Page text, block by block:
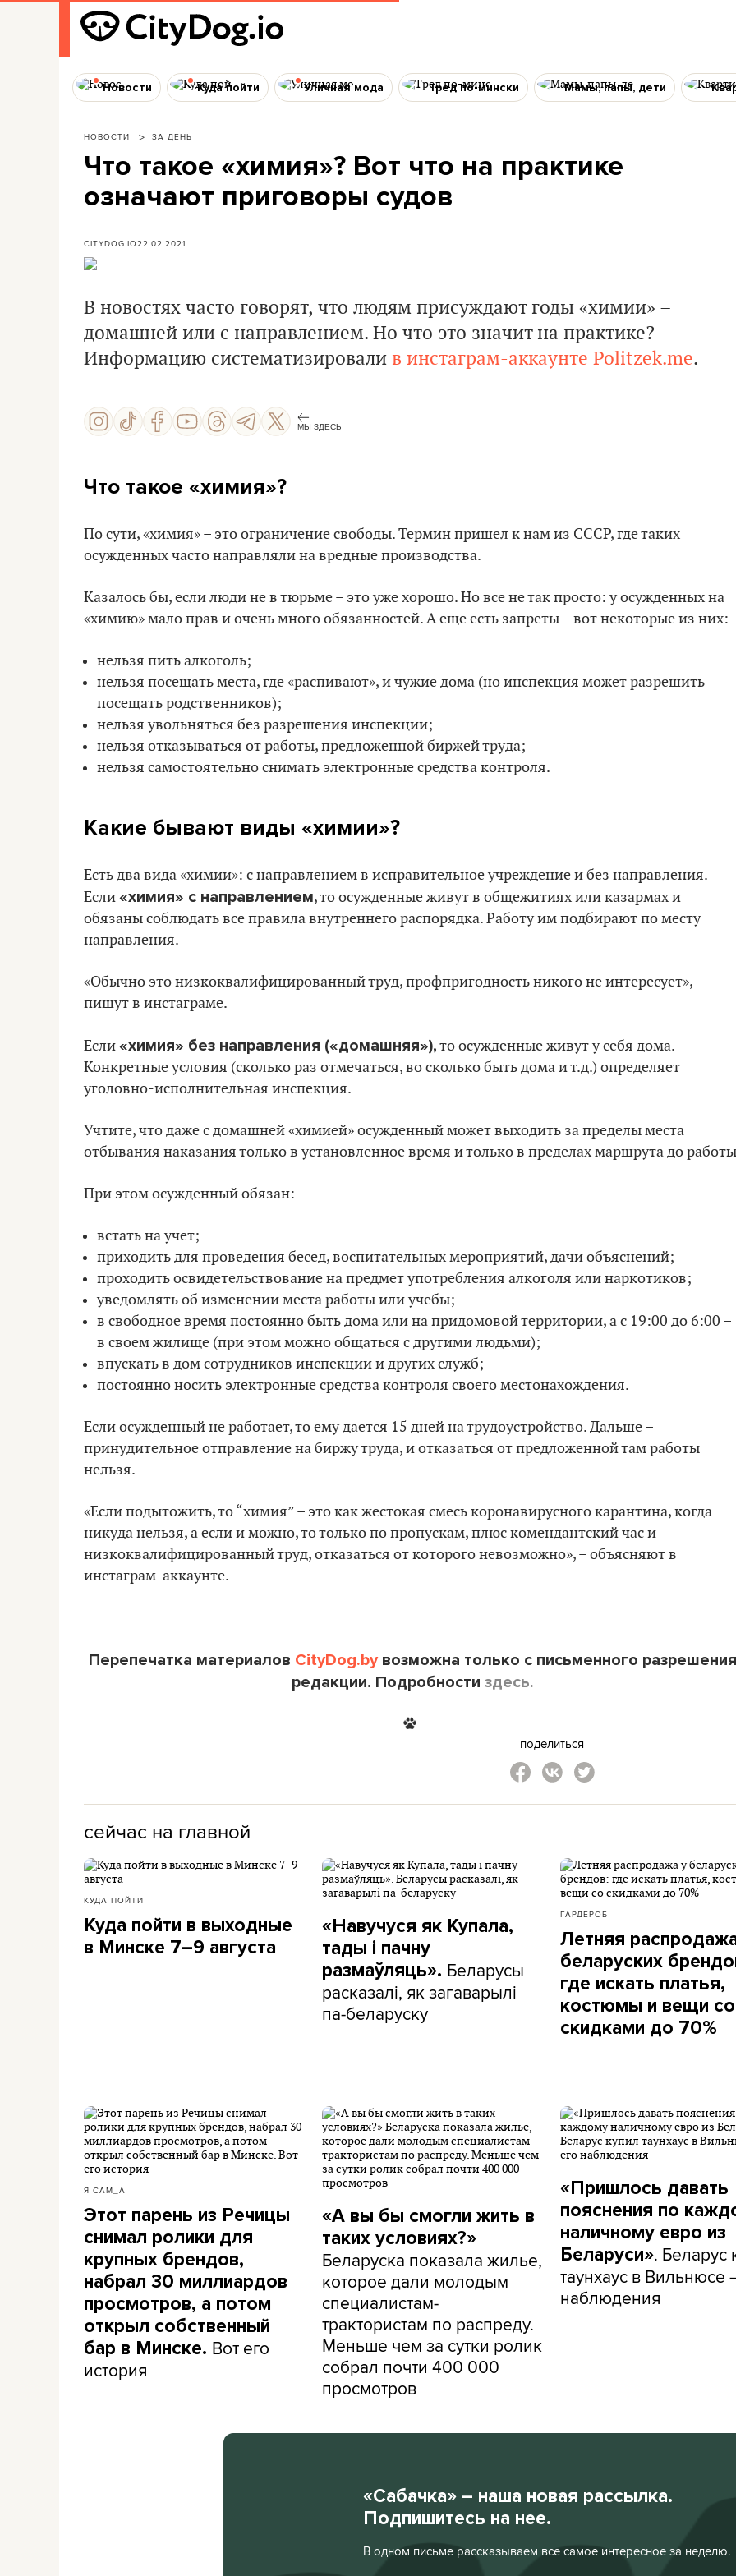
Новости Куда пойти Уличная мода Тред по-мински Мамы, папы, дети
НОВОСТИ ЗА ДЕНЬ
Что такое «химия»? Вот что на практике
означают приговоры судов
CITYDOG.IO22.02.2021
В новостях часто говорят, что людям присуждают годы «химии» –
домашней или с направлением. Но что это значит на практике?
Информацию систематизировали в инстаграм-аккаунте Politzek.me.
МЫ ЗДЕСЬ
Что такое «химия»?
По сути, «химия» – это ограничение свободы. Термин пришел к нам из СССР, где таких
осужденных часто направляли на вредные производства.
Казалось бы, если люди не в тюрьме – это уже хорошо. Но все не так просто: у осужденных на
«химию» мало прав и очень много обязанностей. А еще есть запреты – вот некоторые из них:
нельзя пить алкоголь;
нельзя посещать места, где «распивают», и чужие дома (но инспекция может разрешить
посещать родственников);
нельзя увольняться без разрешения инспекции;
нельзя отказываться от работы, предложенной биржей труда;
нельзя самостоятельно снимать электронные средства контроля.
Какие бывают виды «химии»?
Есть два вида «химии»: с направлением в исправительное учреждение и без направления.
Если«химия» с направлением, то осужденные живут в общежитиях или казармах и
обязаны соблюдать все правила внутреннего распорядка. Работу им подбирают по месту
направления.
«Обычно это низкоквалифицированный труд, профпригодность никого не интересует», –
пишут в инстаграме.
Если«химия» без направления («домашняя»),то осужденные живут у себя дома.
Конкретные условия (сколько раз отмечаться, во сколько быть дома и т.д.) определяет
уголовно-исполнительная инспекция.
Учтите, что даже с домашней «химией» осужденный может выходить за пределы места
отбывания наказания только в установленное время и только в пределах маршрута до
При этом осужденный обязан:
встать на учет;
приходить для проведения бесед, воспитательных мероприятий, дачи объяснений;
проходить освидетельствование на предмет употребления алкоголя или наркотиков;
уведомлять об изменении места работы или учебы;
в свободное время постоянно быть дома или на придомовой территории, а с 19:00 до 6:00 –
в своем жилище (при этом можно общаться с другими людьми);
впускать в дом сотрудников инспекции и других служб;
постоянно носить электронные средства контроля своего местонахождения.
Если осужденный не работает, то ему дается 15 дней на трудоустройство. Дальше –
принудительное отправление на биржу труда, и отказаться от предложенной там работы
нельзя.
«Если подытожить, то “химия” – это как жестокая смесь коронавирусного карантина, когда
никуда нельзя, а если и можно, то только по пропускам, плюс комендантский час и
низкоквалифицированный труд, отказаться от которого невозможно», – объясняют в
инстаграм-аккаунте.
Перепечатка материалов CityDog.byвозможна только с письменного разрешения
редакции. Подробности здесь.
поделиться
сейчас на главной
КУДА ПОЙТИ
Куда пойти в выходные
в Минске 7–9 августа
«Навучуся як Купала,
тады і пачну
размаўляць». Беларусы
расказалі, як загаварылі
па-беларуску
ГАРДЕРОБ
Летняя
беларуских
где искать платья,
костюмы и вещи со
скидками до 70%
Я САМ_А
Этот парень из Речицы
снимал ролики для
крупных брендов,
набрал 30 миллиардов
просмотров, а потом
открыл собственный
бар в Минске. Вот его
история
«А вы бы смогли жить в
таких условиях?»
Беларуска показала жилье,
которое дали молодым
специалистам-
трактористам по распреду.
Меньше чем за сутки ролик
собрал почти 400 000
просмотров
«Пришлось давать
пояснения по
наличному евро из
Беларуси». Беларус
таунхаус в Вильнюсе
наблюдения
«Сабачка» – наша новая рассылка.
Подпишитесь на нее.
В одном письме рассказываем все самое интересное за неделю.